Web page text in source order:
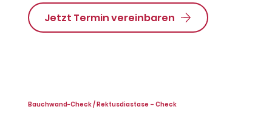
Jetzt Termin vereinbaren
Bauchwand-Check / Rektusdiastase – Check